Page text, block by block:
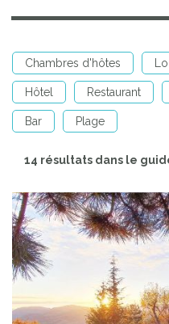
Chambres d'hôtes
Hôtel Restaurant
Bar Plage
14 résultats dans le